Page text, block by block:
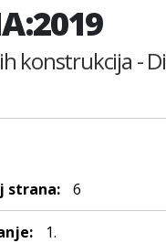
konstrukcija -
strana: 6
1.